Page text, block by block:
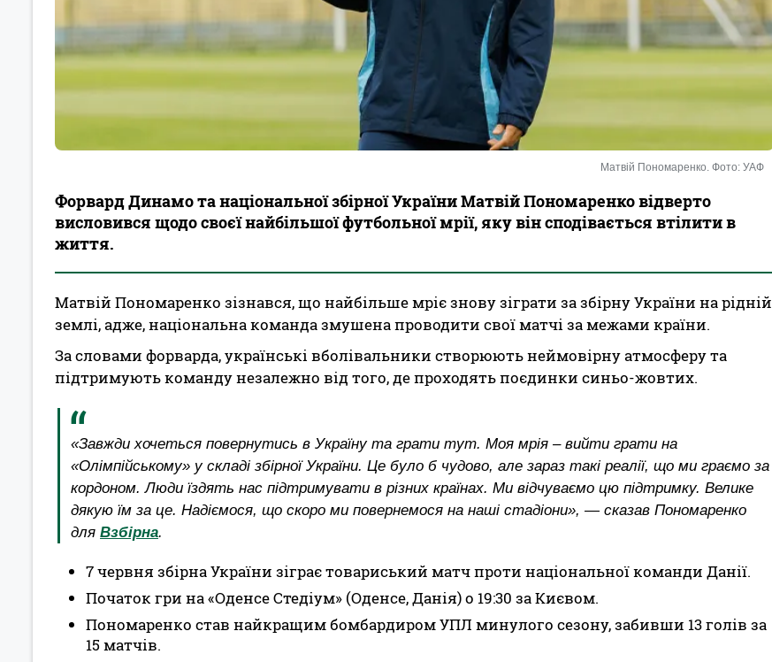
Матвій Пономаренко. Фото: УАФ
Форвард Динамо та національної збірної України Матвій Пономаренко відверто
висловився щодо своєї найбільшої футбольної мрії, яку він сподівається втілити в
життя.
Матвій Пономаренко зізнався, що найбільше мріє знову зіграти за збірну України на рідній
землі, адже, національна команда змушена проводити свої матчі за межами країни.
За словами форварда, українські вболівальники створюють неймовірну атмосферу та
підтримують команду незалежно від того, де проходять поєдинки синьо-жовтих.
«Завжди хочеться повернутись в Україну та грати тут. Моя мрія – вийти грати на
«Олімпійському» у складі збірної України. Це було б чудово, але зараз такі реалії, що ми граємо за
кордоном. Люди їздять нас підтримувати в різних країнах. Ми відчуваємо цю підтримку. Велике
дякую їм за це. Надіємося, що скоро ми повернемося на наші стадіони», — сказав Пономаренко
для Взбірна.
7 червня збірна України зіграє товариський матч проти національної команди Данії.
Початок гри на «Оденсе Стедіум» (Оденсе, Данія) о 19:30 за Києвом.
Пономаренко став найкращим бомбардиром УПЛ минулого сезону, забивши 13 голів за
15 матчів.